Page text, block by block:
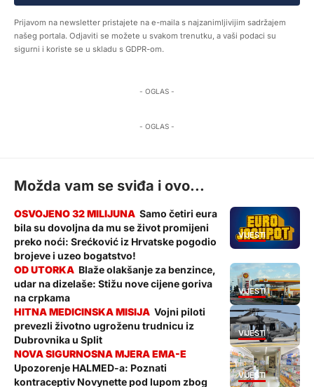
Prijavom na newsletter pristajete na e-maila s najzanimljivijim sadržajem
našeg portala. Odjaviti se možete u svakom trenutku, a vaši podaci su
sigurni i koriste se u skladu s GDPR-om.
- OGLAS -
- OGLAS -
Možda vam se sviđa i ovo...
VIJESTI
Samo četiri eura
bila su dovoljna da mu se život promijeni
preko noći: Srećković iz Hrvatske pogodio
brojeve i uzeo bogatstvo!
VIJESTI
Blaže olakšanje za benzince,
udar na dizelaše: Stižu nove cijene goriva
na crpkama
VIJESTI
Vojni piloti
prevezli životno ugroženu trudnicu iz
Dubrovnika u Split
VIJESTI
Upozorenje HALMED-a: Poznati
kontraceptiv Novynette pod lupom zbog